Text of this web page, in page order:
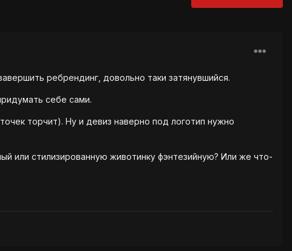
ребрендинг, довольно таки затянувшийся.
себе сами.
торчит). Ну и девиз наверно под логотип нужно
или стилизированную животинку фэнтезийную? Или же что-